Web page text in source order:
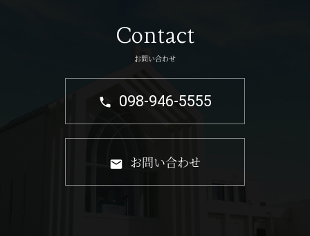
Contact
お問い合わせ
098-946-5555
お問い合わせ